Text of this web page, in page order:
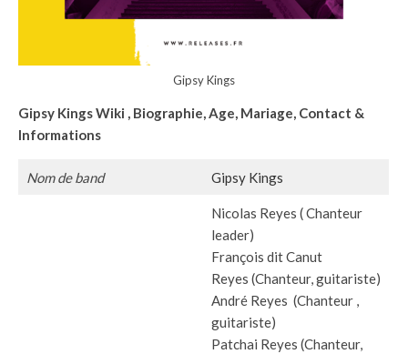
Gipsy Kings
Gipsy KingsWiki , Biographie, Age, Mariage, Contact &
Informations
Nom de band Gipsy Kings
Nicolas Reyes ( Chanteur
leader)
François dit Canut
Reyes (Chanteur, guitariste)
André Reyes (Chanteur ,
guitariste)
Patchai Reyes (Chanteur,